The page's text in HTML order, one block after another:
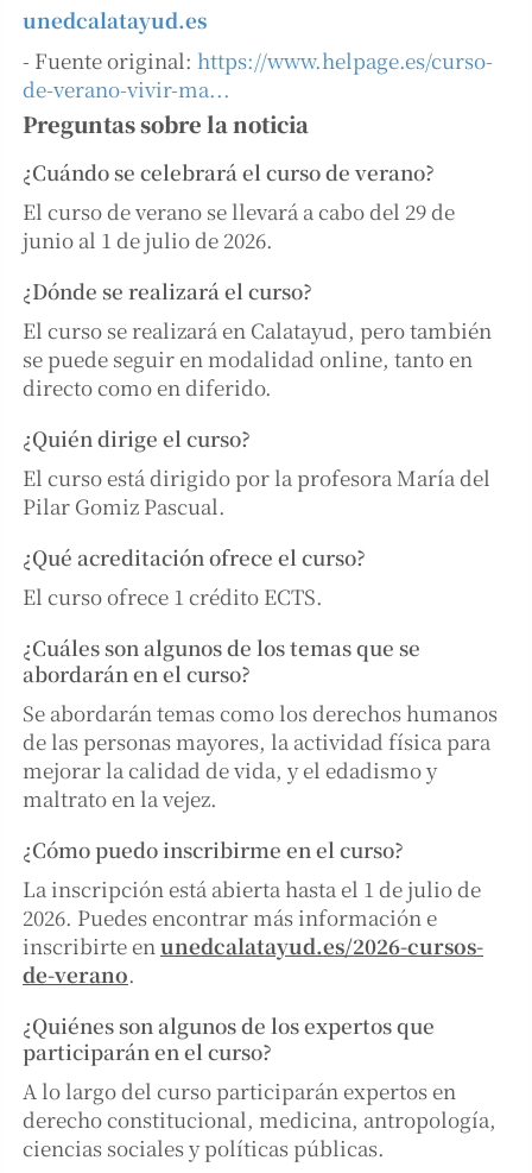
unedcalatayud.es
- Fuente original: https://www.helpage.es/curso-
de-verano-vivir-ma...
Preguntas sobre la noticia
¿Cuándo se celebrará el curso de verano?
El curso de verano se llevará a cabo del 29 de
junio al 1 de julio de 2026.
¿Dónde se realizará el curso?
El curso se realizará en Calatayud, pero también
se puede seguir en modalidad online, tanto en
directo como en diferido.
¿Quién dirige el curso?
El curso está dirigido por la profesora María del
Pilar Gomiz Pascual.
¿Qué acreditación ofrece el curso?
El curso ofrece 1 crédito ECTS.
¿Cuáles son algunos de los temas que se
abordarán en el curso?
Se abordarán temas como los derechos humanos
de las personas mayores, la actividad física para
mejorar la calidad de vida, y el edadismo y
maltrato en la vejez.
¿Cómo puedo inscribirme en el curso?
La inscripción está abierta hasta el 1 de julio de
2026. Puedes encontrar más información e
inscribirte en unedcalatayud.es/2026-cursos-
de-verano.
¿Quiénes son algunos de los expertos que
participarán en el curso?
A lo largo del curso participarán expertos en
derecho constitucional, medicina, antropología,
ciencias sociales y políticas públicas.